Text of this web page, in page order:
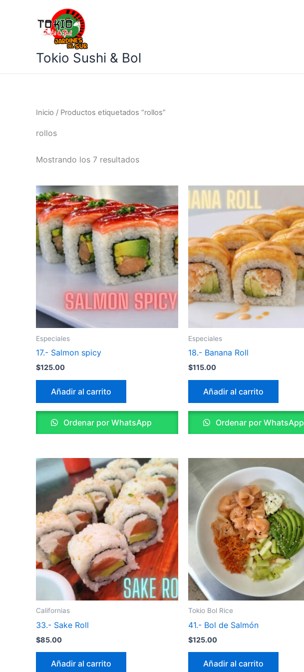
Tokio Sushi & Bol
Inicio / Productos etiquetados “rollos”
rollos
Mostrando los 7 resultados
Especiales
17.- Salmon spicy
$125.00
Añadir al carrito
Ordenar por WhatsApp
Especiales
18.- Banana Roll
$115.00
Añadir al carrito
Ordenar por WhatsApp
Californias
33.- Sake Roll
$85.00
Añadir al carrito
Tokio Bol Rice
41.- Bol de Salmón
$125.00
Añadir al carrito